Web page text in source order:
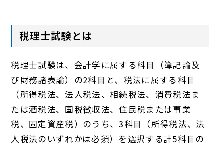
税理士試験とは
税理士試験は、会計学に属する科目（簿記論及
び財務諸表論）の2科目と、税法に属する科目
（所得税法、法人税法、相続税法、消費税法ま
たは酒税法、国税徴収法、住民税または事業
税、固定資産税）のうち、3科目（所得税法、法
人税法のいずれかは必須）を選択する計5科目の